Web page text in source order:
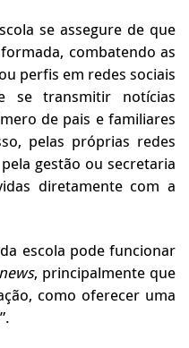
se assegure de que
combatendo as
perfis em redes sociais
transmitir notícias
de pais e familiares
pelas próprias redes
gestão ou secretaria
diretamente com a
escola pode funcionar
, principalmente que
como oferecer uma